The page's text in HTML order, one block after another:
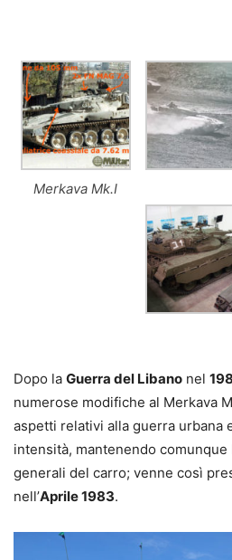
Merkava Mk.I
Dopo la Guerra del Libano nel
numerose modifiche al Merkava
aspetti relativi alla guerra urbana
intensità, mantenendo
generali del carro; venne così
nell’Aprile 1983.